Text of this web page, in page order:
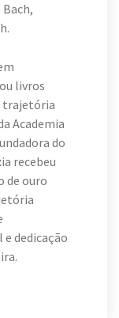
livros
trajetória
Academia
do
recebeu
de ouro
dedicação